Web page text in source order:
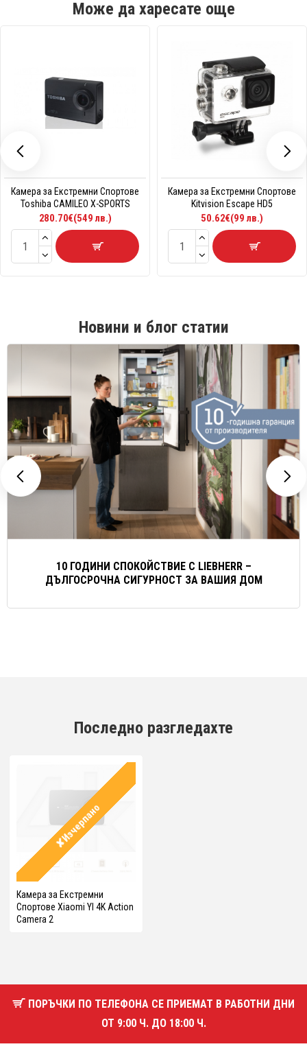
Може да харесате още
Камера за Екстремни Спортове
Toshiba CAMILEO X-SPORTS
280.70€(549 лв.)
Камера за Екстремни Спортове
Kitvision Escape HD5
50.62€(99 лв.)
Новини и блог статии
10 ГОДИНИ СПОКОЙСТВИЕ С LIEBHERR –
ДЪЛГОСРОЧНА СИГУРНОСТ ЗА ВАШИЯ ДОМ
Последно разгледахте
✘Изчерпано
Камера за Екстремни
Спортове Xiaomi YI 4K Action
Camera 2
ПОРЪЧКИ ПО ТЕЛЕФОНА СЕ ПРИЕМАТ В РАБОТНИ ДНИ
ОТ 9:00 Ч. ДО 18:00 Ч.